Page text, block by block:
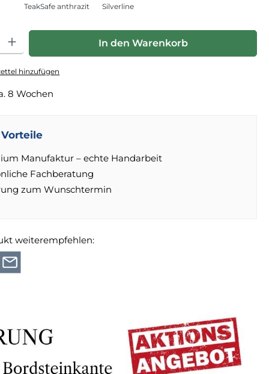
TeakSafe anthrazit Silverline
Gib den gewünschten Wert ein oder benutze die
In den Warenkorb
hinzufügen
8 Wochen
Manufaktur – echte Handarbeit
Fachberatung
zum Wunschtermin
weiterempfehlen: